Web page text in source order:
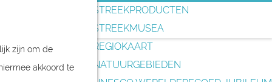
zijn om de
akkoord te
STREEKPRODUCTEN
STREEKMUSEA
REGIOKAART
NATUURGEBIEDEN
k